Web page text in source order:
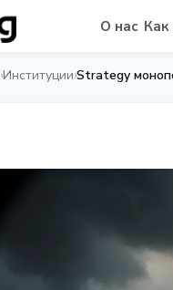
О нас Как
›Институции›Strategy